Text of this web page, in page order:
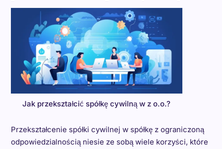
Jak przekształcić spółkę cywilną w z o.o.?
Przekształcenie spółki cywilnej w spółkę z ograniczoną
odpowiedzialnością niesie ze sobą wiele korzyści, które